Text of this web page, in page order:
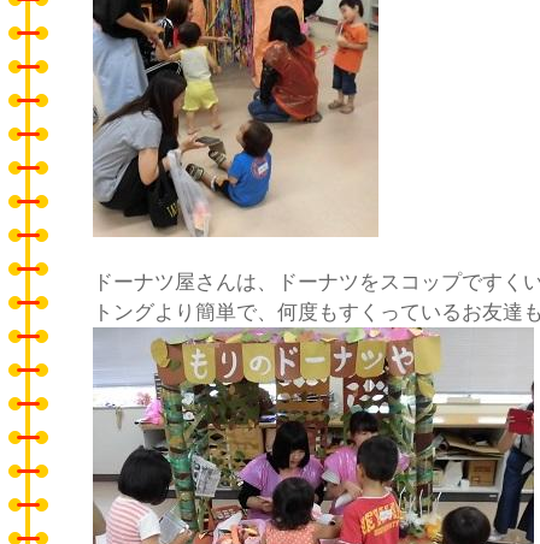
ドーナツ屋さんは、ドーナツをスコップですく
トングより簡単で、何度もすくっているお友達